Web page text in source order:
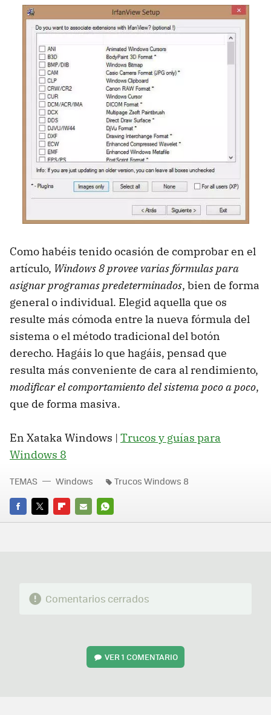
Como habéis tenido ocasión de comprobar en el
artículo, Windows 8 provee varias fórmulas para
asignar programas predeterminados, bien de forma
general o individual. Elegid aquella que os
resulte más cómoda entre la nueva fórmula del
sistema o el método tradicional del botón
derecho. Hagáis lo que hagáis, pensad que
resulta más conveniente de cara al rendimiento,
modificar el comportamiento del sistema poco a poco,
que de forma masiva.
En Xataka Windows | Trucos y guías para
Windows 8
FACEBOOK
TWITTERFLIPBOARD
E-
WHATSAPP
TEMAS Windows Trucos Windows 8
Comentarios cerrados
VER1 COMENTARIO